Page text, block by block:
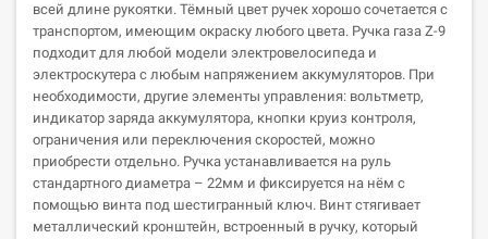
всей длине рукоятки. Тёмный цвет ручек хорошо сочетается с
транспортом, имеющим окраску любого цвета. Ручка газа Z-9
подходит для любой модели электровелосипеда и
электроскутера с любым напряжением аккумуляторов. При
необходимости, другие элементы управления: вольтметр,
индикатор заряда аккумулятора, кнопки круиз контроля,
ограничения или переключения скоростей, можно
приобрести отдельно. Ручка устанавливается на руль
стандартного диаметра – 22мм и фиксируется на нём с
помощью винта под шестигранный ключ. Винт стягивает
металлический кронштейн, встроенный в ручку, который